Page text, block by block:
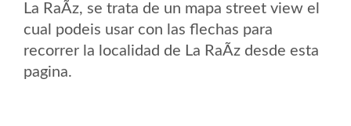
La RaÃ­z, se trata de un mapa street view el
cual podeis usar con las flechas para
recorrer la localidad de La RaÃ­z desde esta
pagina.